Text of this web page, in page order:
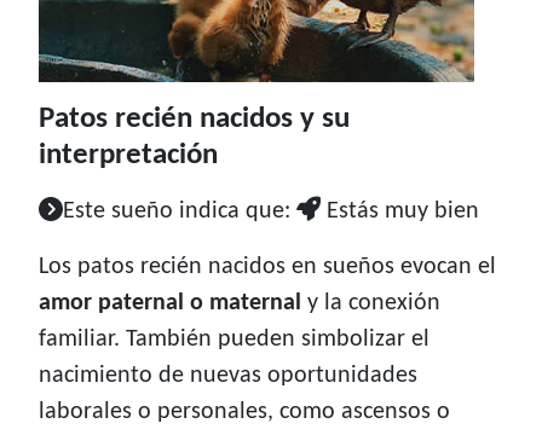
Patos recién nacidos y su
interpretación
Este sueño indica que: Estás muy bien
Los patos recién nacidos en sueños evocan el
amor paternal o maternal y la conexión
familiar. También pueden simbolizar el
nacimiento de nuevas oportunidades
laborales o personales, como ascensos o